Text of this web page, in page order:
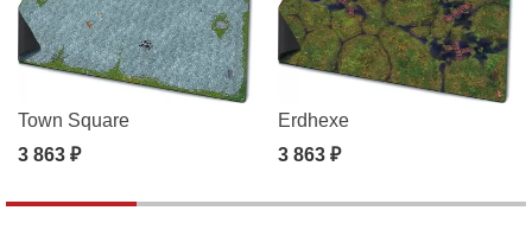
Town Square
3 863 ₽
Erdhexe
3 863 ₽